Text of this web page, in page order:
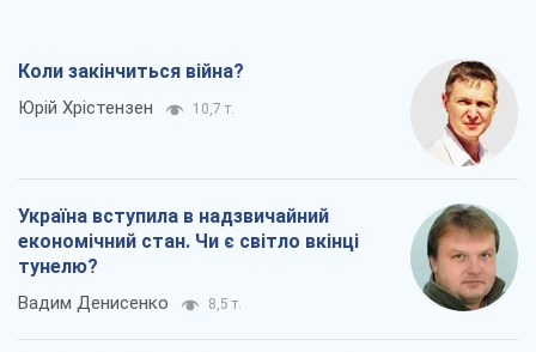
Коли закінчиться війна?
Юрій Хрістензен 10,7 т.
Україна вступила в надзвичайний
економічний стан. Чи є світло вкінці
тунелю?
Вадим Денисенко 8,5 т.